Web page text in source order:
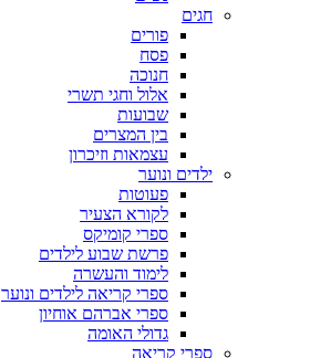
חגים
פורים
פסח
חנוכה
אלול וחגי תשרי
שבועות
בין המצרים
עצמאות וזיכרון
ילדים ונוער
פעוטות
לקורא הצעיר
ספרי קומיקס
פרשת שבוע לילדים
לימוד והעשרה
ספרי קריאה לילדים ונוער
ספרי אברהם אוחיון
גדולי האומה
ספרי קריאה